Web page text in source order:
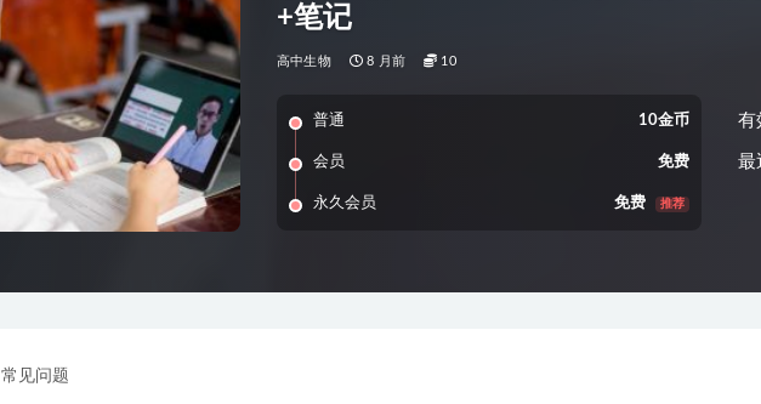
+笔记
高中生物 8 月前 10
普通 10金币
会员 免费
永久会员 免费 推荐
有
最
常见问题